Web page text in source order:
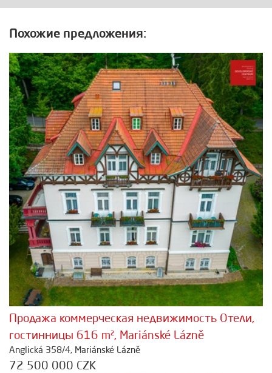
Похожие предложения:
Продажа коммерческая недвижимость Отели,
гостинницы 616 m², Mariánské Lázně
Anglická 358/4, Mariánské Lázně
72 500 000 CZK